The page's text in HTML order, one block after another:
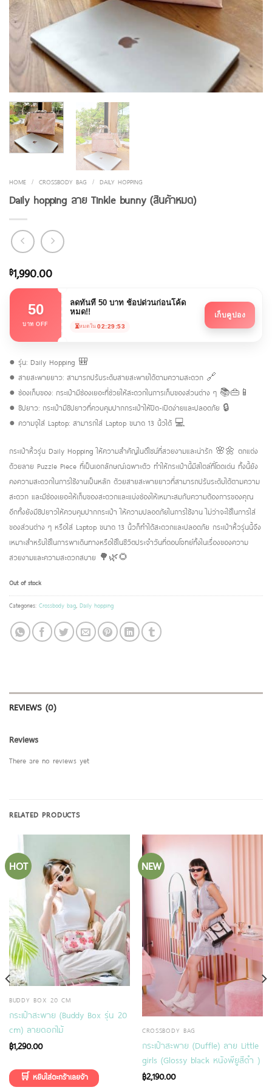
HOME / CROSSBODY BAG / DAILY HOPPING
Daily hopping ลาย Tinkle bunny (สินค้าหมด)
฿1,990.00
50
บาท OFF
ลดทันที 50 บาท ช้อปด่วนก่อนโค้ด
หมด!!
⏳หมดใน 02:29:53
เก็บคูปอง
● รุ่น: Daily Hopping 🎒
● สายสะพายยาว: สามารถปรับระดับสายสะพายได้ตามความสะดวก 🔗
● ช่องเก็บของ: กระเป๋ามีช่องเยอะที่ช่วยให้สะดวกในการเก็บของส่วนต่าง ๆ 📚👜📱
● ซิปยาว: กระเป๋ามีซิปยาวที่ควบคุมปากกระเป๋าให้ปิด-เปิดง่ายและปลอดภัย 🔒
● ความจุใส่ Laptop: สามารถใส่ Laptop ขนาด 13 นิ้วได้ 💻
กระเป๋าหิ้วรุ่น Daily Hopping ให้ความสำคัญในดีไซน์ที่สวยงามและน่ารัก 🌸🌼 ตกแต่ง
ด้วยลาย Puzzle Piece ที่เป็นเอกลักษณ์เฉพาะตัว ทำให้กระเป๋านี้มีสไตล์ที่โดดเด่น ทั้งนี้ยัง
คงความสะดวกในการใช้งานเป็นหลัก ด้วยสายสะพายยาวที่สามารถปรับระดับได้ตามความ
สะดวก และมีช่องเยอะให้เก็บของสะดวกและแบ่งช่องให้เหมาะสมกับความต้องการของคุณ
อีกทั้งยังมีซิปยาวให้ควบคุมปากกระเป๋า ให้ความปลอดภัยในการใช้งาน ไม่ว่าจะใช้ในการใส่
ของส่วนต่าง ๆ หรือใส่ Laptop ขนาด 13 นิ้วก็ทำได้สะดวกและปลอดภัย กระเป๋าหิ้วรุ่นนี้จึง
เหมาะสำหรับใช้ในการพาเดินทางหรือใช้ในชีวิตประจำวันที่ตอบโจทย์ทั้งในเรื่องของความ
สวยงามและความสะดวกสบาย 🌳🌿🌻
Out of stock
Categories: Crossbody bag Daily hopping
REVIEWS (0)
Reviews
There are no reviews yet
RELATED PRODUCTS
HOT
BUDDY BOX 20 CM
กระเป๋าสะพาย (Buddy Box รุ่น 20
cm) ลายดอกไม้
฿1,290.00
NEW
CROSSBODY BAG
กระเป๋าสะพาย (Duffle) ลาย Little
girls (ฺGlossy black หนังพียูสีดำ )
฿2,190.00